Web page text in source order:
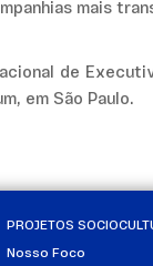
mais
de
em São Paulo.
PROJETOS
Nosso Foco